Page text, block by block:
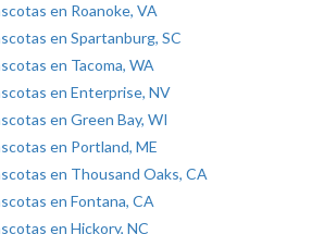
en Roanoke, VA
en Spartanburg, SC
en Tacoma, WA
en Enterprise, NV
en Green Bay, WI
en Portland, ME
en Thousand Oaks, CA
en Fontana, CA
en Hickory, NC